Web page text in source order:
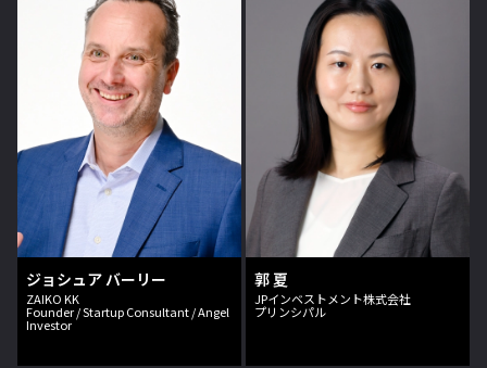
ジョシュア バーリー
ZAIKO KK
Founder / Startup Consultant / Angel
Investor
郭 夏
JPインベストメント株式会社
プリンシパル